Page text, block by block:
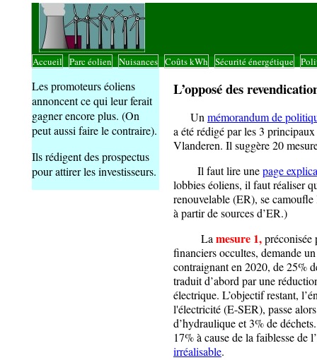
Accueil Parc éolien Nuisances Coûts kWh Sécurité énergétique
Les promoteurs éoliens
annoncent ce qui leur ferait
gagner encore plus. (On
peut aussi faire le contraire).
Ils rédigent des prospectus
pour attirer les investisseurs.
L’opposé des
Unmémorandum de
a été rédigé par les 3
Vlanderen. Il suggère 20
Il faut lire unepage
lobbies éoliens, il faut réaliser
renouvelable (ER), se
à partir de sources d’ER.)
Lamesure 1,préconisée
financiers occultes, demande
contraignant en 2020, de 25%
traduit d’abord par une
électrique. L’objectif restant,
l'électricité (E-SER), passe
d’hydraulique et 3% de
17% à cause de la faiblesse de
irréalisable.